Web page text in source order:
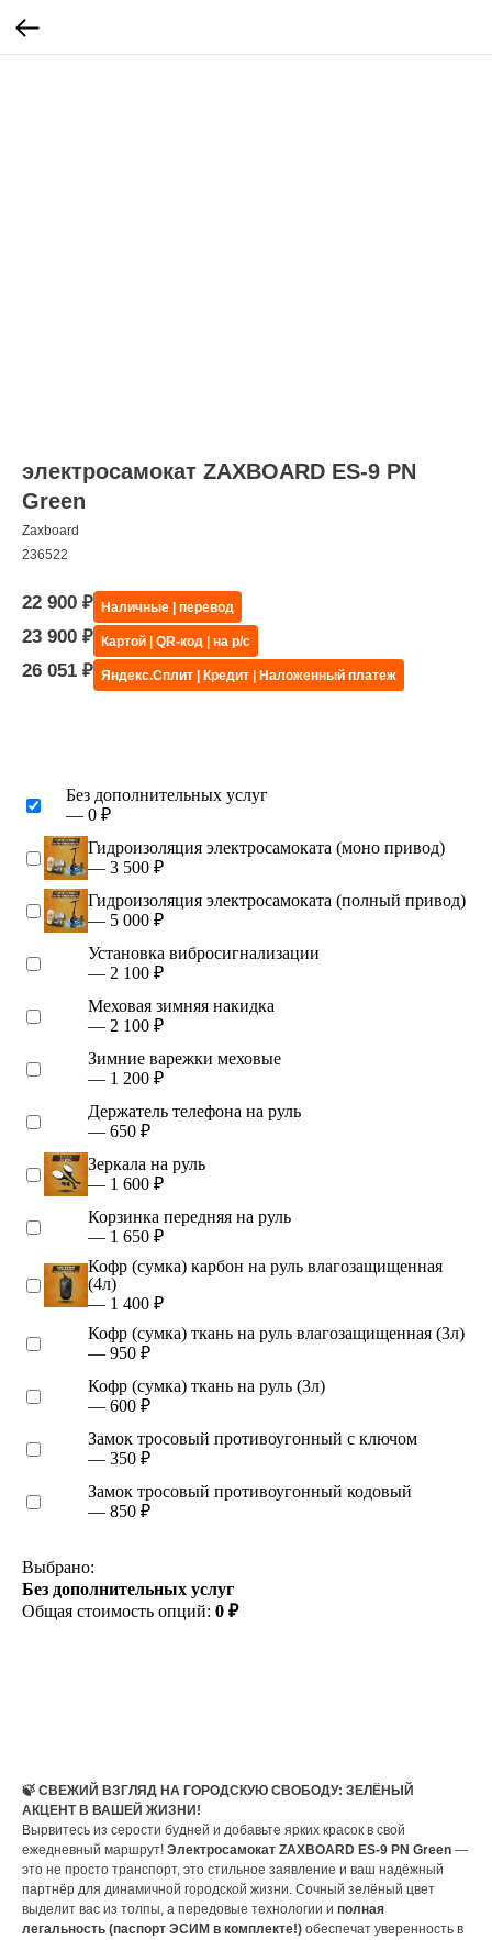
электросамокат ZAXBOARD ES-9 PN
Green
Zaxboard
236522
22 900 ₽ Наличные | перевод
23 900 ₽ Картой | QR-код | на р/с
26 051 ₽ Яндекс.Сплит | Кредит | Наложенный платеж
Без дополнительных услуг
— 0 ₽
Гидроизоляция электросамоката (моно привод)
— 3 500 ₽
Гидроизоляция электросамоката (полный привод)
— 5 000 ₽
Установка вибросигнализации
— 2 100 ₽
Меховая зимняя накидка
— 2 100 ₽
Зимние варежки меховые
— 1 200 ₽
Держатель телефона на руль
— 650 ₽
Зеркала на руль
— 1 600 ₽
Корзинка передняя на руль
— 1 650 ₽
Кофр (сумка) карбон на руль влагозащищенная
(4л)
— 1 400 ₽
Кофр (сумка) ткань на руль влагозащищенная (3л)
— 950 ₽
Кофр (сумка) ткань на руль (3л)
— 600 ₽
Замок тросовый противоугонный с ключом
— 350 ₽
Замок тросовый противоугонный кодовый
— 850 ₽
Выбрано:
Без дополнительных услуг
Общая стоимость опций: 0 ₽
🍃 СВЕЖИЙ ВЗГЛЯД НА ГОРОДСКУЮ СВОБОДУ: ЗЕЛЁНЫЙ
АКЦЕНТ В ВАШЕЙ ЖИЗНИ!
Вырвитесь из серости будней и добавьте ярких красок в свой
ежедневный маршрут! Электросамокат ZAXBOARD ES-9 PN Green —
это не просто транспорт, это стильное заявление и ваш надёжный
партнёр для динамичной городской жизни. Сочный зелёный цвет
выделит вас из толпы, а передовые технологии и полная
легальность (паспорт ЭСИМ в комплекте!) обеспечат уверенность в